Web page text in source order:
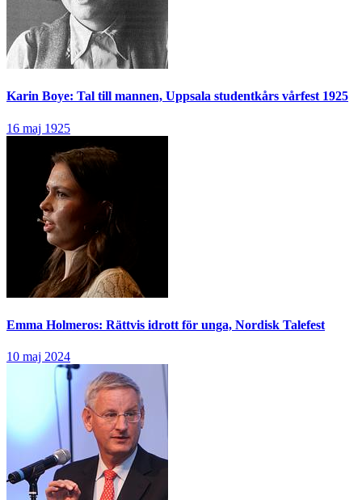
Karin Boye: Tal till mannen, Uppsala studentkårs vårfest 1925
16 maj 1925
Emma Holmeros: Rättvis idrott för unga, Nordisk Talefest
10 maj 2024